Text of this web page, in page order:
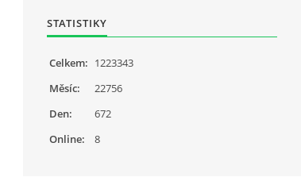
STATISTIKY
Online: 8
Celkem: 1223343
Měsíc:
22756
Den:
672